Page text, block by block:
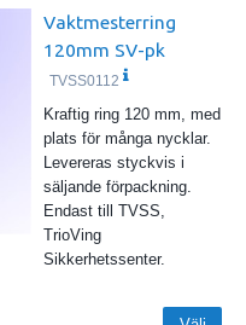
Vaktmesterring
120mm SV-pk
TVSS0112
Kraftig ring 120 mm, med
plats för många nycklar.
Levereras styckvis i
säljande förpackning.
Endast till TVSS,
TrioVing
Sikkerhetssenter.